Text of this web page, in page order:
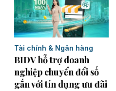
Tài chính & Ngân hàng
BIDV hỗ trợ doanh
nghiệp chuyển đổi số
gắn với tín dụng ưu đãi